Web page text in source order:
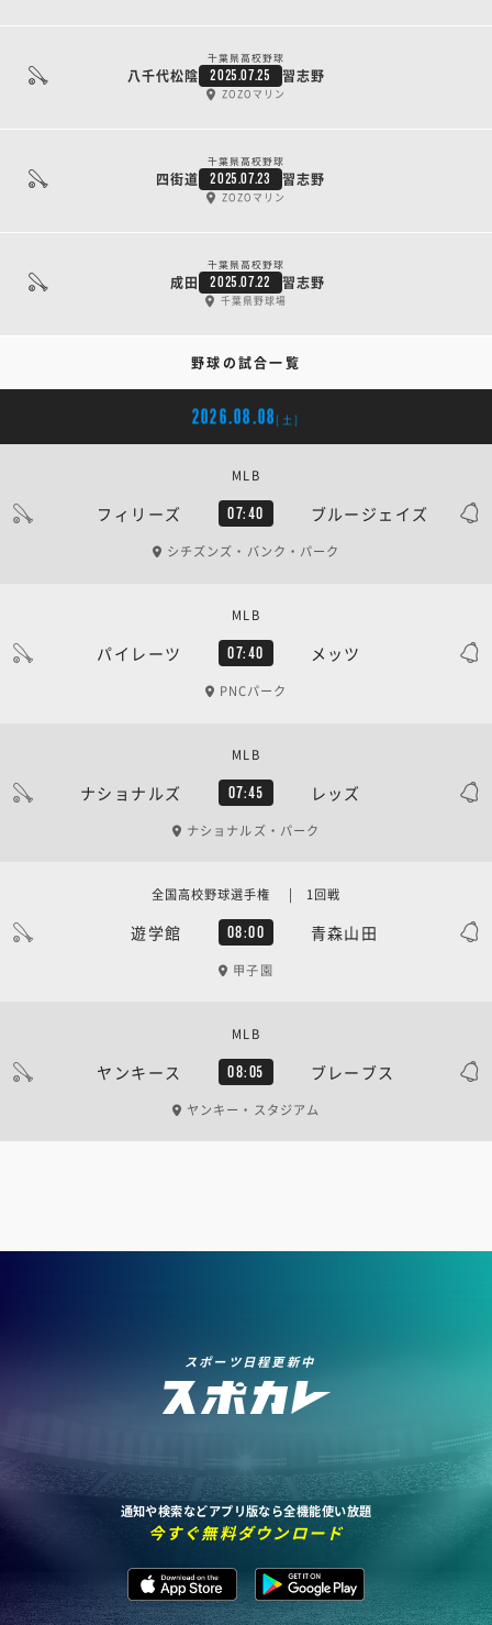
千葉県高校野球
八千代松陰 2025.07.25 習志野
ZOZOマリン
千葉県高校野球
四街道 2025.07.23 習志野
ZOZOマリン
千葉県高校野球
成田 2025.07.22 習志野
千葉県野球場
野球の試合一覧
2026.08.08 [土]
フィリーズ 07:40 ブルージェイズ
MLB
シチズンズ・バンク・パーク
パイレーツ 07:40 メッツ
MLB
PNCパーク
ナショナルズ 07:45 レッズ
MLB
ナショナルズ・パーク
遊学館 08:00 青森山田
全国高校野球選手権 | 1回戦
甲子園
ヤンキース 08:05 ブレーブス
MLB
ヤンキー・スタジアム
スポーツ日程更新中
通知や検索などアプリ版なら全機能使い放題
今すぐ無料ダウンロード